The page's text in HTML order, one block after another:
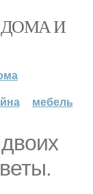
ДОМА И
мебель